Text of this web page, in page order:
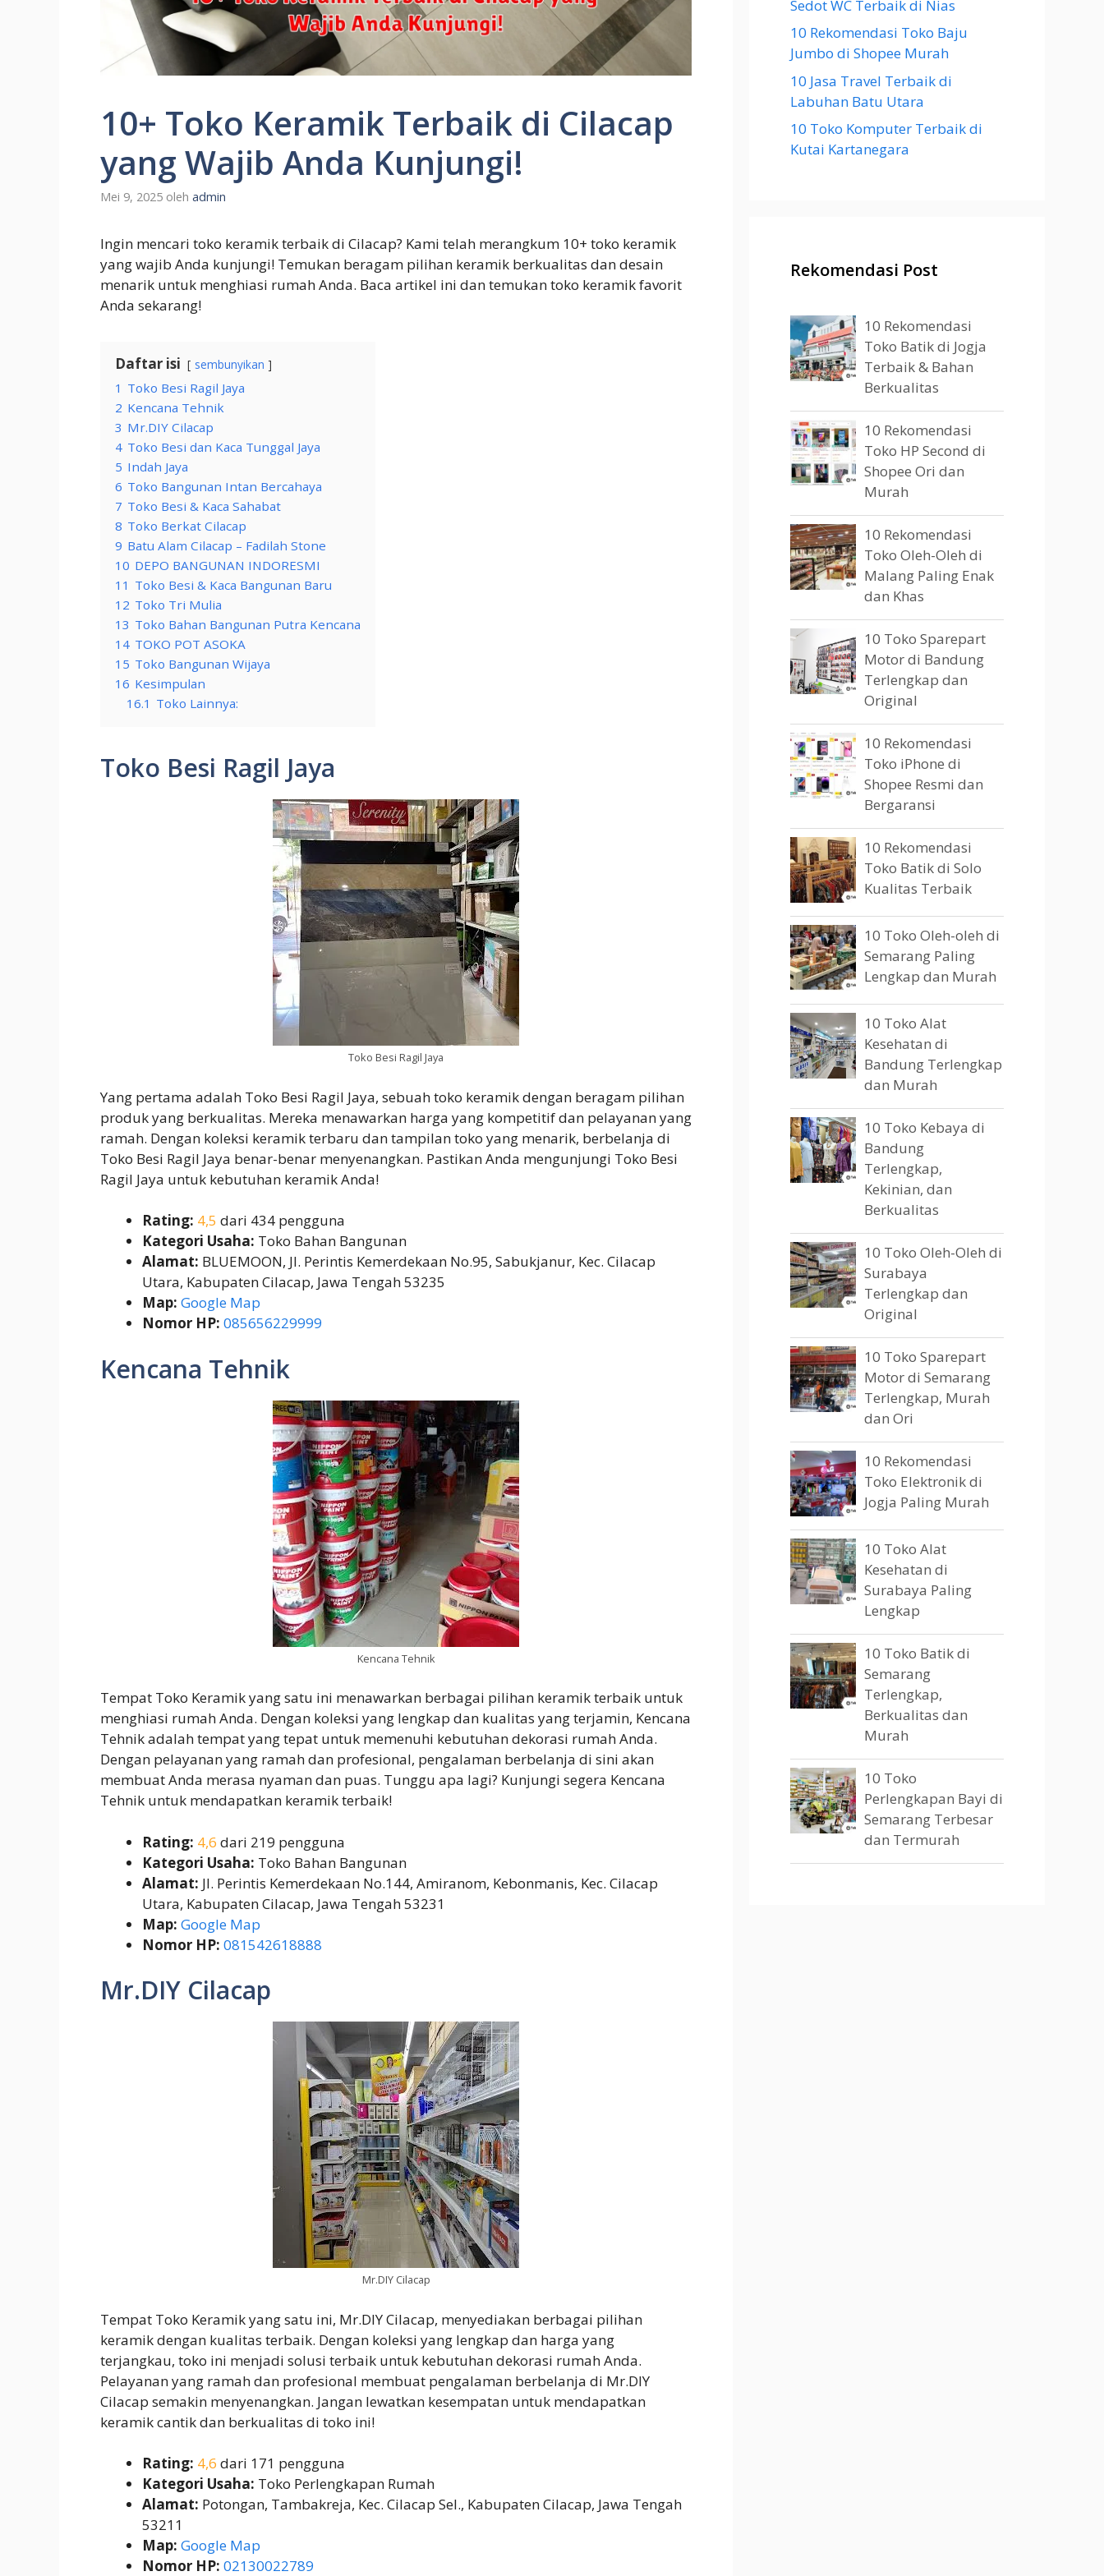
10+ Toko Keramik Terbaik di Cilacap
yang Wajib Anda Kunjungi!
Mei 9, 2025 oleh admin
Ingin mencari toko keramik terbaik di Cilacap? Kami telah merangkum 10+ toko keramik
yang wajib Anda kunjungi! Temukan beragam pilihan keramik berkualitas dan desain
menarik untuk menghiasi rumah Anda. Baca artikel ini dan temukan toko keramik favorit
Anda sekarang!
Daftar isi sembunyikan
1 Toko Besi Ragil Jaya
2 Kencana Tehnik
3 Mr.DIY Cilacap
4 Toko Besi dan Kaca Tunggal Jaya
5 Indah Jaya
6 Toko Bangunan Intan Bercahaya
7 Toko Besi & Kaca Sahabat
8 Toko Berkat Cilacap
9 Batu Alam Cilacap – Fadilah Stone
10 DEPO BANGUNAN INDORESMI
11 Toko Besi & Kaca Bangunan Baru
12 Toko Tri Mulia
13 Toko Bahan Bangunan Putra Kencana
14 TOKO POT ASOKA
15 Toko Bangunan Wijaya
16 Kesimpulan
16.1 Toko Lainnya:
Toko Besi Ragil Jaya
Toko Besi Ragil Jaya
Yang pertama adalah Toko Besi Ragil Jaya, sebuah toko keramik dengan beragam pilihan
produk yang berkualitas. Mereka menawarkan harga yang kompetitif dan pelayanan yang
ramah. Dengan koleksi keramik terbaru dan tampilan toko yang menarik, berbelanja di
Toko Besi Ragil Jaya benar-benar menyenangkan. Pastikan Anda mengunjungi Toko Besi
Ragil Jaya untuk kebutuhan keramik Anda!
Rating: 4,5 dari 434 pengguna
Kategori Usaha: Toko Bahan Bangunan
Alamat: BLUEMOON, Jl. Perintis Kemerdekaan No.95, Sabukjanur, Kec. Cilacap
Utara, Kabupaten Cilacap, Jawa Tengah 53235
Map: Google Map
Nomor HP: 085656229999
Kencana Tehnik
Kencana Tehnik
Tempat Toko Keramik yang satu ini menawarkan berbagai pilihan keramik terbaik untuk
menghiasi rumah Anda. Dengan koleksi yang lengkap dan kualitas yang terjamin, Kencana
Tehnik adalah tempat yang tepat untuk memenuhi kebutuhan dekorasi rumah Anda.
Dengan pelayanan yang ramah dan profesional, pengalaman berbelanja di sini akan
membuat Anda merasa nyaman dan puas. Tunggu apa lagi? Kunjungi segera Kencana
Tehnik untuk mendapatkan keramik terbaik!
Rating: 4,6 dari 219 pengguna
Kategori Usaha: Toko Bahan Bangunan
Alamat: Jl. Perintis Kemerdekaan No.144, Amiranom, Kebonmanis, Kec. Cilacap
Utara, Kabupaten Cilacap, Jawa Tengah 53231
Map: Google Map
Nomor HP: 081542618888
Mr.DIY Cilacap
Mr.DIY Cilacap
Tempat Toko Keramik yang satu ini, Mr.DIY Cilacap, menyediakan berbagai pilihan
keramik dengan kualitas terbaik. Dengan koleksi yang lengkap dan harga yang
terjangkau, toko ini menjadi solusi terbaik untuk kebutuhan dekorasi rumah Anda.
Pelayanan yang ramah dan profesional membuat pengalaman berbelanja di Mr.DIY
Cilacap semakin menyenangkan. Jangan lewatkan kesempatan untuk mendapatkan
keramik cantik dan berkualitas di toko ini!
Rating: 4,6 dari 171 pengguna
Kategori Usaha: Toko Perlengkapan Rumah
Alamat: Potongan, Tambakreja, Kec. Cilacap Sel., Kabupaten Cilacap, Jawa Tengah
53211
Map: Google Map
Nomor HP: 02130022789
Sedot WC Terbaik di Nias
10 Rekomendasi Toko Baju
Jumbo di Shopee Murah
10 Jasa Travel Terbaik di
Labuhan Batu Utara
10 Toko Komputer Terbaik di
Kutai Kartanegara
Rekomendasi Post
10 Rekomendasi
Toko Batik di Jogja
Terbaik & Bahan
Berkualitas
10 Rekomendasi
Toko HP Second di
Shopee Ori dan
Murah
10 Rekomendasi
Toko Oleh-Oleh di
Malang Paling Enak
dan Khas
10 Toko Sparepart
Motor di Bandung
Terlengkap dan
Original
10 Rekomendasi
Toko iPhone di
Shopee Resmi dan
Bergaransi
10 Rekomendasi
Toko Batik di Solo
Kualitas Terbaik
10 Toko Oleh-oleh di
Semarang Paling
Lengkap dan Murah
10 Toko Alat
Kesehatan di
Bandung Terlengkap
dan Murah
10 Toko Kebaya di
Bandung
Terlengkap,
Kekinian, dan
Berkualitas
10 Toko Oleh-Oleh di
Surabaya
Terlengkap dan
Original
10 Toko Sparepart
Motor di Semarang
Terlengkap, Murah
dan Ori
10 Rekomendasi
Toko Elektronik di
Jogja Paling Murah
10 Toko Alat
Kesehatan di
Surabaya Paling
Lengkap
10 Toko Batik di
Semarang
Terlengkap,
Berkualitas dan
Murah
10 Toko
Perlengkapan Bayi di
Semarang Terbesar
dan Termurah